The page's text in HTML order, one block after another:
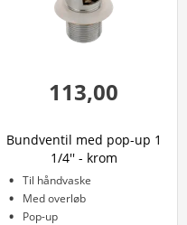
113,00
Bundventil med pop-up 1
1/4'' - krom
Til håndvaske
Med overløb
Pop-up